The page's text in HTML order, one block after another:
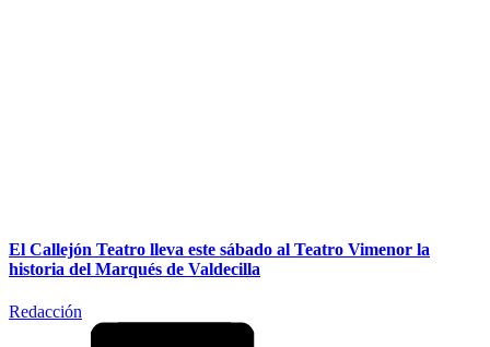
El Callejón Teatro lleva este sábado al Teatro Vimenor la
historia del Marqués de Valdecilla
Redacción